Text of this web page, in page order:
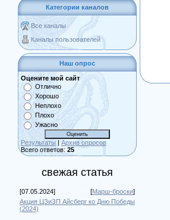
Категории каналов
Все каналы
Каналы пользователей
Наш опрос
Оцените мой сайт
Отлично
Хорошо
Неплохо
Плохо
Ужасно
Результаты | Архив опросов
Всего ответов: 25
свежая статья
[07.05.2024] [Марш-броски]
Акция ЦЗиЗП Айсберг ко Дню Победы
(2024)